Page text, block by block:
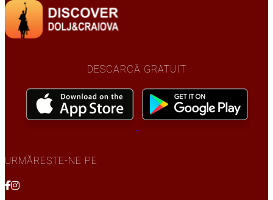
DESCARCĂ GRATUIT
URMĂREȘTE-NE PE